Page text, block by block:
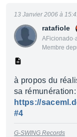
ratafiole
Membre
13 Janvier 2006 à
à propos du
sa rémunération:
https://
#4
G-SWING Records